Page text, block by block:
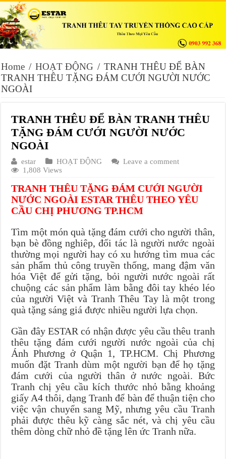
Home / HOẠT ĐỘNG / TRANH THÊU ĐỂ BÀN
TRANH THÊU TẶNG ĐÁM CƯỚI NGƯỜI NƯỚC
NGOÀI
TRANH THÊU ĐỂ BÀN TRANH THÊU
TẶNG ĐÁM CƯỚI NGƯỜI NƯỚC
NGOÀI
estar HOẠT ĐỘNG
Leave a comment
1,808 Views
TRANH THÊU TẶNG ĐÁM CƯỚI NGƯỜI
NƯỚC NGOÀI ESTAR THÊU THEO YÊU
CẦU CHỊ PHƯƠNG TP.HCM
Tìm một món quà tặng đám cưới cho người thân,
bạn bè đồng nghiêp, đối tác là người nước ngoài
thường mọi người hay có xu hướng tìm mua các
sản phẩm thủ công truyền thống, mang đậm văn
hóa Việt để gửi tặng, bỏi người nước ngoài rất
chuộng các sản phẩm làm bằng đôi tay khéo léo
của người Việt và Tranh Thêu Tay là một trong
quà tặng sáng giá được nhiều người lựa chọn.
Gần đây ESTAR có nhận được yêu cầu thêu tranh
thêu tặng đám cưới người nước ngoài của chị
Ánh Phương ở Quận 1, TP.HCM. Chị Phương
muốn đặt Tranh dùm một người bạn để họ tặng
đám cưới của người thân ở nước ngoài. Bức
Tranh chị yêu cầu kích thước nhỏ bằng khoảng
giấy A4 thôi, dạng Tranh để bàn để thuận tiện cho
việc vận chuyển sang Mỹ, nhưng yêu cầu Tranh
phải được thêu kỹ càng sắc nét, và chị yêu cầu
thêm dòng chữ nhỏ đề tặng lên ức Tranh nữa.